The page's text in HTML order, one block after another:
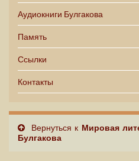
Аудиокниги Булгакова
Память
Ссылки
Контакты
Вернуться к Мировая
Булгакова